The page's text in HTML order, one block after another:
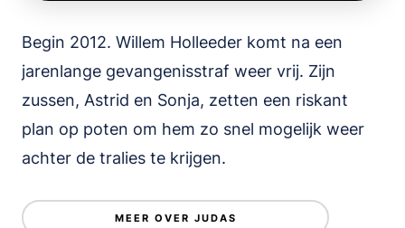
Begin 2012. Willem Holleeder komt na een
jarenlange gevangenisstraf weer vrij. Zijn
zussen, Astrid en Sonja, zetten een riskant
plan op poten om hem zo snel mogelijk weer
achter de tralies te krijgen.
MEER OVER JUDAS